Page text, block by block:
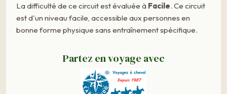
La difficulté de ce circuit est évaluée à Facile. Ce circuit
est d'un niveau facile, accessible aux personnes en
bonne forme physique sans entraînement spécifique.
Partez en voyage avec